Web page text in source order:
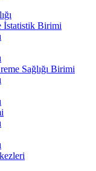
İstatistik Birimi
Sağlığı Birimi